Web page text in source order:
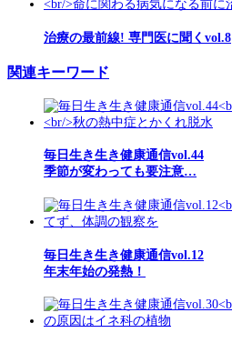
治療の最前線! 専門医に聞くvol.8
関連キーワード
毎日生き生き健康通信vol.44
季節が変わっても要注意…
毎日生き生き健康通信vol.12
年末年始の発熱！